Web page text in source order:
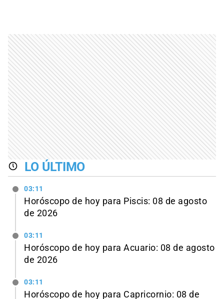
LO ÚLTIMO
03:11
Horóscopo de hoy para Piscis: 08 de agosto
de 2026
03:11
Horóscopo de hoy para Acuario: 08 de agosto
de 2026
03:11
Horóscopo de hoy para Capricornio: 08 de